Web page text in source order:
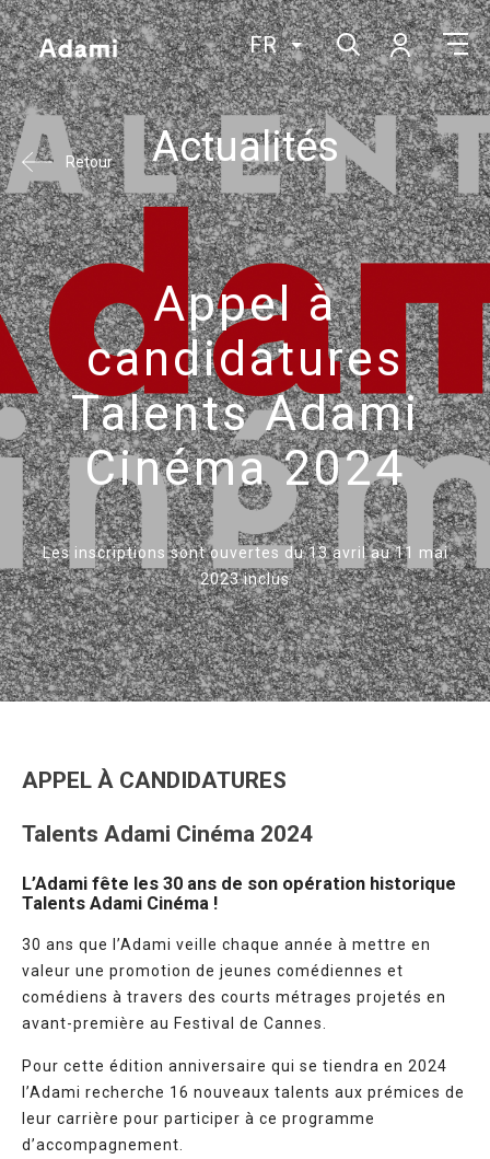
FR
Retour Actualités
Appel à
candidatures
Talents Adami
Cinéma 2024
Les inscriptions sont ouvertes du 13 avril au 11 mai
2023 inclus
APPEL À CANDIDATURES
Talents Adami Cinéma 2024
L’Adami fête les 30 ans de son opération historique
Talents Adami Cinéma !
30 ans que l’Adami veille chaque année à mettre en
valeur une promotion de jeunes comédiennes et
comédiens à travers des courts métrages projetés en
avant-première au Festival de Cannes.
Pour cette édition anniversaire qui se tiendra en 2024
l’Adami recherche 16 nouveaux talents aux prémices de
leur carrière pour participer à ce programme
d’accompagnement.